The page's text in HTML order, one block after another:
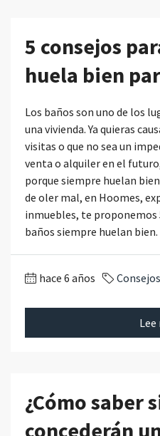
5 consejos
huela bien
Los baños son uno de los
una vivienda. Ya quieras
visitas o que no sea un
venta o alquiler en el
porque siempre huelan
de oler mal, en Hoomes,
inmuebles, te proponemos
baños siempre huelan bien.
hace 6 años Consejos
Lee
¿Cómo saber
concederán